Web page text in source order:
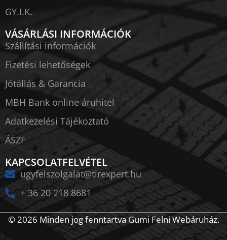
GY.I.K.
VÁSÁRLÁSI INFORMÁCIÓK
Szállítási információk
Fizetési lehetőségek
Jótállás & Garancia
MBH Bank online áruhitel
Adatkezelési Tájékoztató
ÁSZF
KAPCSOLATFELVÉTEL
ugyfelszolgalat@tirexpert.hu
+ 36 20 218 8681
© 2026 Minden jog fenntartva Gumi Felni Webáruház.